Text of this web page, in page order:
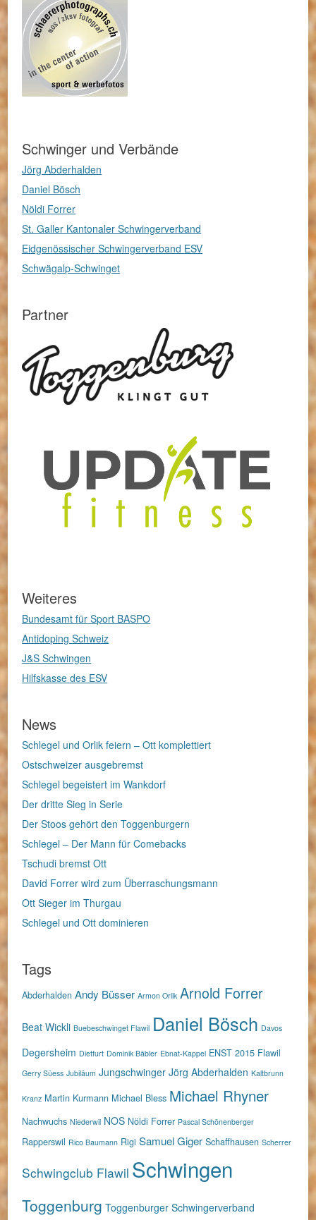
Schwinger und Verbände
Jörg Abderhalden
Daniel Bösch
Nöldi Forrer
St. Galler Kantonaler Schwingerverband
Eidgenössischer Schwingerverband ESV
Schwägalp-Schwinget
Partner
Weiteres
Bundesamt für Sport BASPO
Antidoping Schweiz
J&S Schwingen
Hilfskasse des ESV
News
Schlegel und Orlik feiern – Ott komplettiert
Ostschweizer ausgebremst
Schlegel begeistert im Wankdorf
Der dritte Sieg in Serie
Der Stoos gehört den Toggenburgern
Schlegel – Der Mann für Comebacks
Tschudi bremst Ott
David Forrer wird zum Überraschungsmann
Ott Sieger im Thurgau
Schlegel und Ott dominieren
Tags
Abderhalden Andy Büsser Armon Orlik Arnold Forrer
Beat Wickli Buebeschwinget Flawil Daniel Bösch Davos
Degersheim Dietfurt Dominik Bäbler Ebnat-Kappel ENST 2015 Flawil
Gerry Süess Jubiläum Jungschwinger Jörg Abderhalden Kaltbrunn
Kranz Martin Kurmann Michael Bless Michael Rhyner
Nachwuchs Niederwil NOS Nöldi Forrer Pascal Schönenberger
Rapperswil Rico Baumann Rigi Samuel Giger Schaffhausen Scherrer
Schwingclub Flawil Schwingen
Toggenburg Toggenburger Schwingerverband